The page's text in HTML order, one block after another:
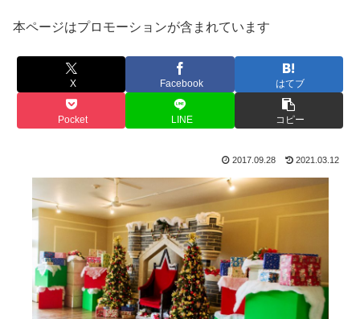
本ページはプロモーションが含まれています
X Facebook はてブ
Pocket LINE コピー
2017.09.28 2021.03.12